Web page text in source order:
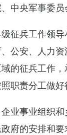
中央军事委
征兵工作领
公安、人力
的征兵工作
职责分工做好
业事业组织
府的安排和